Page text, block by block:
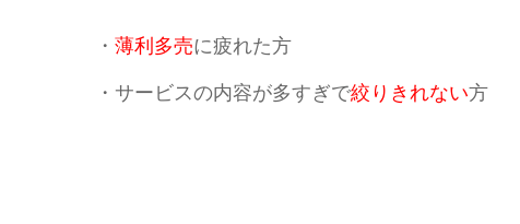
・ 薄利多売に疲れた方
・サービスの内容が多すぎで絞りきれない方